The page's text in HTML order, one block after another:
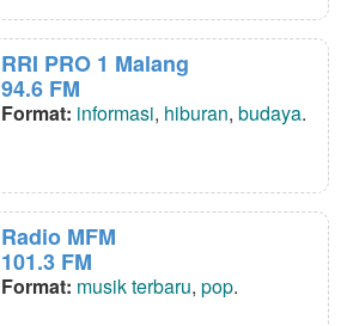
RRI PRO 1 Malang
94.6 FM
Format: informasi, hiburan, budaya.
Radio MFM
101.3 FM
Format: musik terbaru, pop.